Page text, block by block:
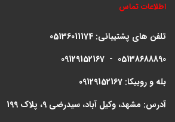
اطلاعات تماس
تلفن های پشتیبانی: 05136011174
09129152167 - 05138688890
بله و روبیکا: 09129152167
آدرس: مشهد، وکیل آباد، سیدرضی 9، پلاک 199